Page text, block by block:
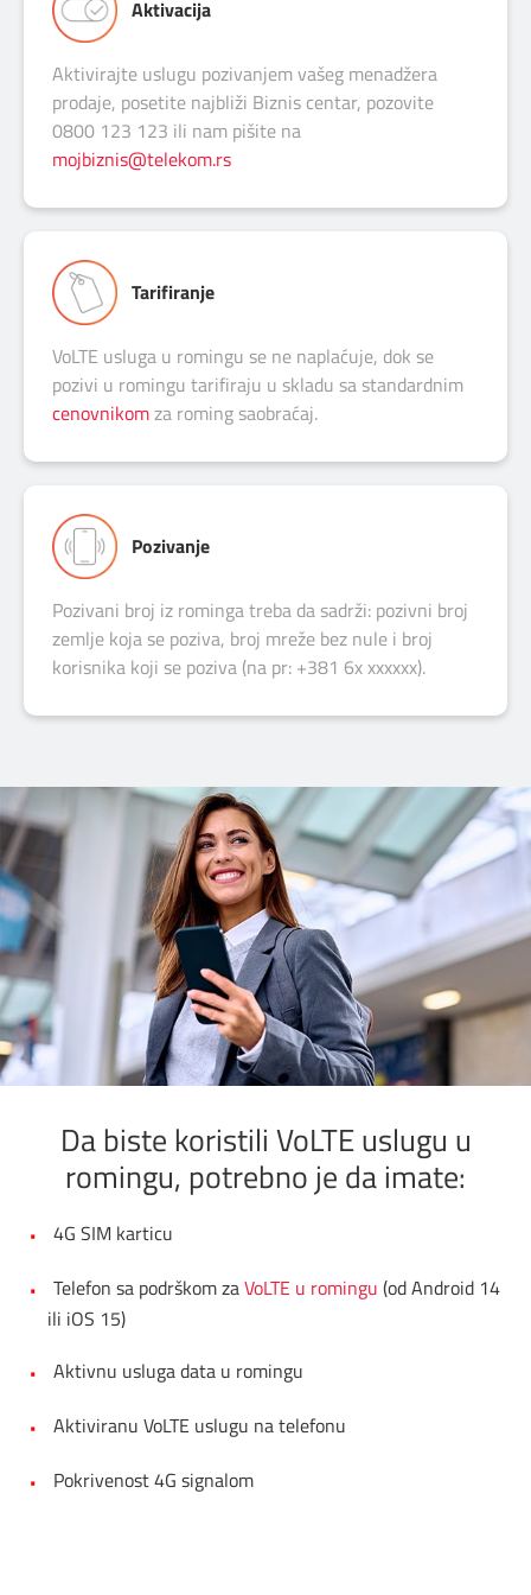
Aktivacija
Aktivirajte uslugu pozivanjem vašeg menadžera
prodaje, posetite najbliži Biznis centar, pozovite
0800 123 123 ili nam pišite na
mojbiznis@telekom.rs
Tarifiranje
VoLTE usluga u romingu se ne naplaćuje, dok se
pozivi u romingu tarifiraju u skladu sa standardnim
cenovnikomza roming saobraćaj.
Pozivanje
Pozivani broj iz rominga treba da sadrži: pozivni broj
zemlje koja se poziva, broj mreže bez nule i broj
korisnika koji se poziva (na pr: +381 6x xxxxxx).
Da biste koristili VoLTE uslugu u
romingu, potrebno je da imate:
4G SIM karticu
Telefon sa podrškom zaVoLTE u romingu (od Android 14
ili iOS 15)
Aktivnu usluga data u romingu
Aktiviranu VoLTE uslugu na telefonu
Pokrivenost 4G signalom